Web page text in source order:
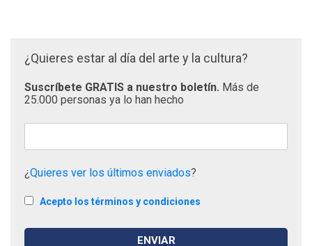
¿Quieres estar al día del arte y la cultura?
Suscríbete GRATIS a nuestro boletín. Más de
25.000 personas ya lo han hecho
¿Quieres ver los últimos enviados?
Acepto los términos y condiciones